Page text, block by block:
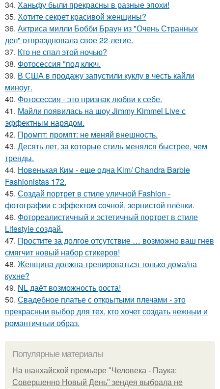
34. Ханьфу были прекрасны в разные эпохи!
35. Хотите секрет красивой женщины?
36. Актриса милли Бобби Браун из "Очень Странных
дел" отпраздновала свое 22-летие.
37. Кто не спал этой ночью?
38. Фотосессия "под ключ.
39. В США в продажу запустили куклу в честь кайли
миноуг.
40. Фотосессия - это признак любви к себе.
41. Майли появилась на шоу Jimmy Kimmel Live с
эффектным нарядом.
42. Промпт: промпт: не меняй внешность.
43. Десять лет, за которые стиль менялся быстрее, чем
тренды.
44. Новенькая Ким - еще одна Kim/ Chandra Barbie
Fashionistas 172.
45. Создай портрет в стиле уличной Fashion -
фотографии с эффектом сочной, зернистой плёнки.
46. Фотореалистичный и эстетичный портрет в стиле
Lifestyle создай.
47. Простите за долгое отсутствие … возможно ваш гнев
смягчит новый набор стикеров!
48. Женщина должна тренироваться только дома/на
кухне?
49. NL даёт возможность роста!
50. Свадебное платье с открытыми плечами - это
прекрасныи выбор для тех, кто хочет создать нежныи и
романтичныи образ.
Популярные материалы
На шанхайской премьере "Человека - Паука:
Совершенно Новый День" зендея выбрала не